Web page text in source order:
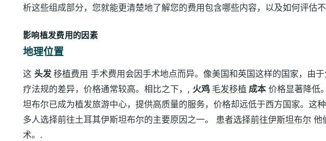
析这些组成部分，您就能更清楚地了解您的费用包含哪些内容，以及如何评估
影响植发费用的因素
地理位置
这 头发 移植费用 手术费用会因手术地点而异。像美国和英国这样的国家，由
疗法规的差异，价格通常较高。相比之下，, 火鸡 毛发移植 成本 价格显著降低
坦布尔已成为植发旅游中心，提供高质量的服务，价格却远低于西方国家。这
多人选择前往土耳其伊斯坦布尔的主要原因之一。 患者选择前往伊斯坦布尔 他
术。.